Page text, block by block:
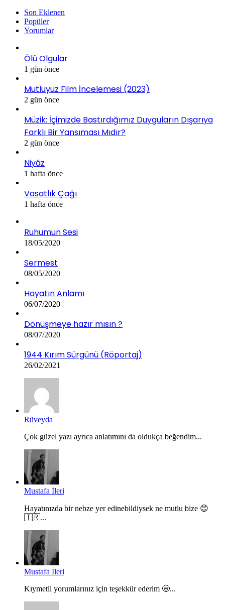
Son Eklenen
Popüler
Yorumlar
Ölü Olgular
1 gün önce
Mutluyuz Film İncelemesi (2023)
2 gün önce
Müzik: İçimizde Bastırdığımız Duyguların Dışarıya
Farklı Bir Yansıması Mıdır?
2 gün önce
Niyâz
1 hafta önce
Vasatlık Çağı
1 hafta önce
Ruhumun Sesi
18/05/2020
Sermest
08/05/2020
Hayatın Anlamı
06/07/2020
Dönüşmeye hazır mısın ?
08/07/2020
1944 Kırım Sürgünü (Röportaj)
26/02/2021
Rüveyda
Çok güzel yazı ayrıca anlatımını da oldukça beğendim...
Mustafa İleri
Hayatınızda bir nebze yer edinebildiysek ne mutlu bize 😊
🇹🇷...
Mustafa İleri
Kıymetli yorumlarınız için teşekkür ederim 🤩...